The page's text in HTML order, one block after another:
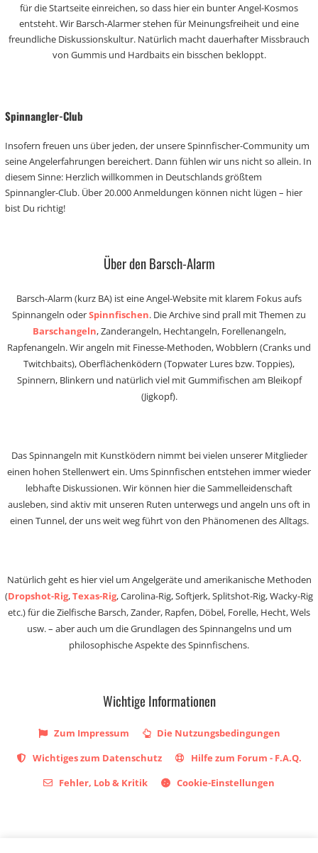
für die Startseite einreichen, so dass hier ein bunter Angel-Kosmos
entsteht. Wir Barsch-Alarmer stehen für Meinungsfreiheit und eine
freundliche Diskussionskultur. Natürlich macht dauerhafter Missbrauch
von Gummis und Hardbaits ein bisschen bekloppt.
Spinnangler-Club
Insofern freuen uns über jeden, der unsere Spinnfischer-Community um
seine Angelerfahrungen bereichert. Dann fühlen wir uns nicht so allein. In
diesem Sinne: Herzlich willkommen in Deutschlands größtem
Spinnangler-Club. Über 20.000 Anmeldungen können nicht lügen – hier
bist Du richtig!
Über den Barsch-Alarm
Barsch-Alarm (kurz BA) ist eine Angel-Website mit klarem Fokus aufs
Spinnangeln oderSpinnfischen. Die Archive sind prall mit Themen zu
Barschangeln, Zanderangeln, Hechtangeln, Forellenangeln,
Rapfenangeln. Wir angeln mit Finesse-Methoden, Wobblern (Cranks und
Twitchbaits), Oberflächenködern (Topwater Lures bzw. Toppies),
Spinnern, Blinkern und natürlich viel mit Gummifischen am Bleikopf
(Jigkopf).
Das Spinnangeln mit Kunstködern nimmt bei vielen unserer Mitglieder
einen hohen Stellenwert ein. Ums Spinnfischen entstehen immer wieder
lebhafte Diskussionen. Wir können hier die Sammelleidenschaft
ausleben, sind aktiv mit unseren Ruten unterwegs und angeln uns oft in
einen Tunnel, der uns weit weg führt von den Phänomenen des Alltags.
Natürlich geht es hier viel um Angelgeräte und amerikanische Methoden
(Dropshot-Rig,Texas-Rig, Carolina-Rig, Softjerk, Splitshot-Rig, Wacky-Rig
etc.) für die Zielfische Barsch, Zander, Rapfen, Döbel, Forelle, Hecht, Wels
usw. – aber auch um die Grundlagen des Spinnangelns und um
philosophische Aspekte des Spinnfischens.
Wichtige Informationen
Zum Impressum
Die Nutzungsbedingungen
Wichtiges zum Datenschutz
Hilfe zum Forum - F.A.Q.
Fehler, Lob & Kritik
Cookie-Einstellungen